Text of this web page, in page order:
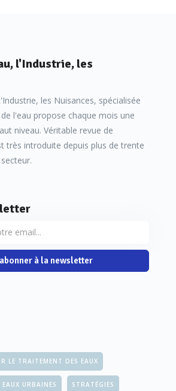
l'Industrie, les
les Nuisances, spécialisée
l'eau propose chaque mois une
niveau. Véritable revue de
très introduite depuis plus de trente
à la newsletter
LE TRAITEMENT DES EAUX
URBAINES STRATÉGIES